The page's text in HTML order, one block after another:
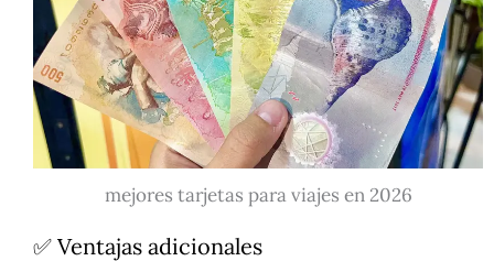
mejores tarjetas para viajes en 2026
✅ Ventajas adicionales